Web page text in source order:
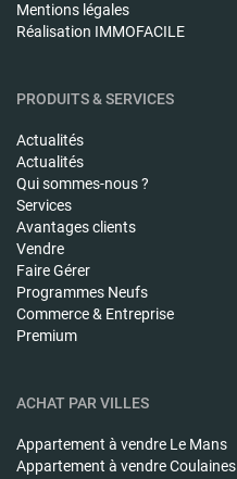
Mentions légales
Réalisation IMMOFACILE
PRODUITS & SERVICES
Actualités
Actualités
Qui sommes-nous ?
Services
Avantages clients
Vendre
Faire Gérer
Programmes Neufs
Commerce & Entreprise
Premium
ACHAT PAR VILLES
Appartement à vendre Le Mans
Appartement à vendreCoulaines